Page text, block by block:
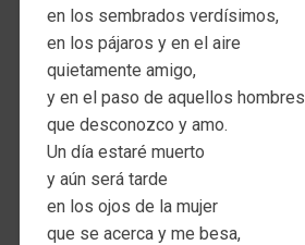
en los sembrados verdísimos,
en los pájaros y en el aire
quietamente amigo,
y en el paso de aquellos hombres
que desconozco y amo.
Un día estaré muerto
y aún será tarde
en los ojos de la mujer
que se acerca y me besa,